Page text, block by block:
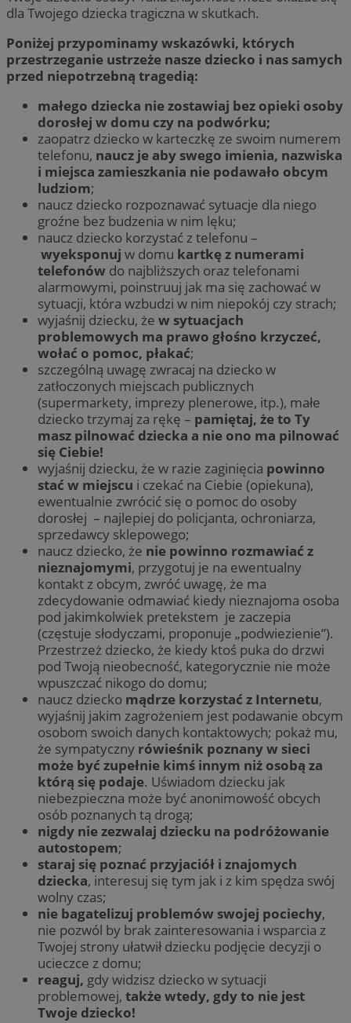
dla Twojego dziecka tragiczna w skutkach.
Poniżej przypominamy wskazówki, których
przestrzeganie ustrzeże nasze dziecko i nas samych
przed niepotrzebną tragedią:
małego dziecka nie zostawiaj bez opieki osoby
dorosłej w domu czy na podwórku;
zaopatrz dziecko w karteczkę ze swoim numerem
telefonu, naucz je aby swego imienia, nazwiska
i miejsca zamieszkania nie podawało obcym
ludziom;
naucz dziecko rozpoznawać sytuacje dla niego
groźne bez budzenia w nim lęku;
naucz dziecko korzystać z telefonu –
wyeksponuj w domu kartkę z numerami
telefonów do najbliższych oraz telefonami
alarmowymi, poinstruuj jak ma się zachować w
sytuacji, która wzbudzi w nim niepokój czy strach;
wyjaśnij dziecku, że w sytuacjach
problemowych ma prawo głośno krzyczeć,
wołać o pomoc, płakać;
szczególną uwagę zwracaj na dziecko w
zatłoczonych miejscach publicznych
(supermarkety, imprezy plenerowe, itp.), małe
dziecko trzymaj za rękę – pamiętaj, że to Ty
masz pilnować dziecka a nie ono ma pilnować
się Ciebie!
wyjaśnij dziecku, że w razie zaginięcia powinno
stać w miejscu i czekać na Ciebie (opiekuna),
ewentualnie zwrócić się o pomoc do osoby
dorosłej – najlepiej do policjanta, ochroniarza,
sprzedawcy sklepowego;
naucz dziecko, że nie powinno rozmawiać z
nieznajomymi, przygotuj je na ewentualny
kontakt z obcym, zwróć uwagę, że ma
zdecydowanie odmawiać kiedy nieznajoma osoba
pod jakimkolwiek pretekstem je zaczepia
(częstuje słodyczami, proponuje „podwiezienie”).
Przestrzeż dziecko, że kiedy ktoś puka do drzwi
pod Twoją nieobecność, kategorycznie nie może
wpuszczać nikogo do domu;
naucz dziecko mądrze korzystać z Internetu,
wyjaśnij jakim zagrożeniem jest podawanie obcym
osobom swoich danych kontaktowych; pokaż mu,
że sympatyczny rówieśnik poznany w sieci
może być zupełnie kimś innym niż osobą za
którą się podaje. Uświadom dziecku jak
niebezpieczna może być anonimowość obcych
osób poznanych tą drogą;
nigdy nie zezwalaj dziecku na podróżowanie
autostopem;
staraj się poznać przyjaciół i znajomych
dziecka, interesuj się tym jak i z kim spędza swój
wolny czas;
nie bagatelizuj problemów swojej pociechy,
nie pozwól by brak zainteresowania i wsparcia z
Twojej strony ułatwił dziecku podjęcie decyzji o
ucieczce z domu;
reaguj, gdy widzisz dziecko w sytuacji
problemowej, także wtedy, gdy to nie jest
Twoje dziecko!